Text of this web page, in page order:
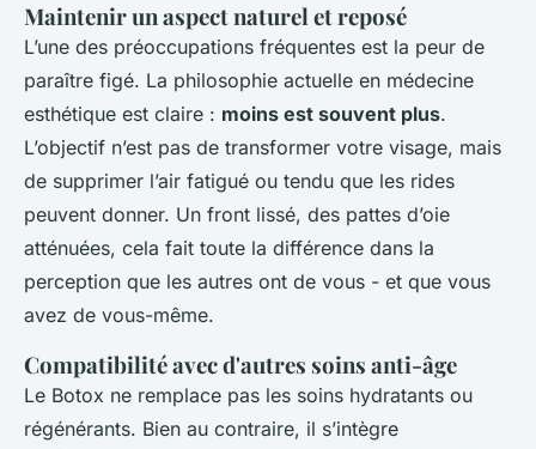
Maintenir un aspect naturel et reposé
L’une des préoccupations fréquentes est la peur de
paraître figé. La philosophie actuelle en médecine
esthétique est claire : moins est souvent plus.
L’objectif n’est pas de transformer votre visage, mais
de supprimer l’air fatigué ou tendu que les rides
peuvent donner. Un front lissé, des pattes d’oie
atténuées, cela fait toute la différence dans la
perception que les autres ont de vous - et que vous
avez de vous-même.
Compatibilité avec d'autres soins anti-âge
Le Botox ne remplace pas les soins hydratants ou
régénérants. Bien au contraire, il s’intègre